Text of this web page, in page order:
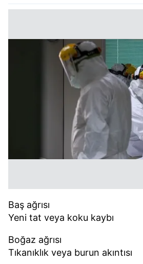
Baş ağrısı
Yeni tat veya koku kaybı
Boğaz ağrısı
Tıkanıklık veya burun akıntısı